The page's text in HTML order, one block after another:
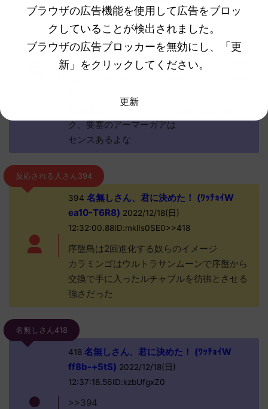
6a2c-Teca)2022/12/18(日)
12:24:23.97ID:uN4KLRXE0
>>359
ピジョット、オニドリル、ヨルノズク、オオ
をリストラして
元環境のファイアロー、皆の旅パムクホー
ク、要塞のアーマーガアは
センスあるよな
反応される人さん394
394 名無しさん、君に決めた！ (ﾜｯﾁｮｲW
ea10-T6R8) 2022/12/18(日)
12:32:00.88ID:mklIs0SE0>>418
序盤鳥は2回進化する奴らのイメージ
カラミンゴはウルトラサンムーンで序盤から
交換で手に入ったルチャブルを彷彿とさせる
強さだった
名無しさん418
418名無しさん、君に決めた！ (ﾜｯﾁｮｲW
ff8b-+5tS) 2022/12/18(日)
12:37:18.56ID:kzbUfgxZ0
>>394
ブラウザの広告機能を使用して広告をブロッ
クしていることが検出されました。
ブラウザの広告ブロッカーを無効にし、「更
新」をクリックしてください。
更新